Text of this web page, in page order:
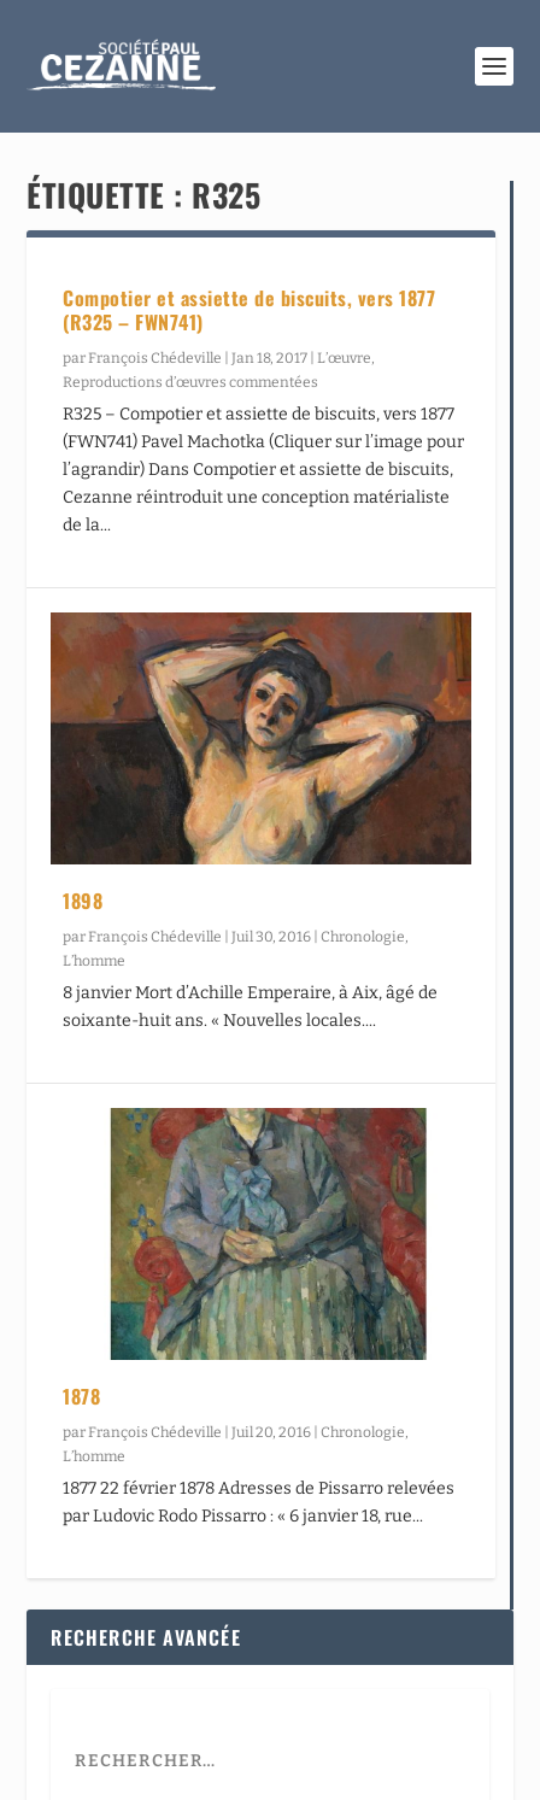
ÉTIQUETTE : R325
Compotier et assiette de biscuits, vers 1877
(R325 – FWN741)
parFrançois Chédeville |Jan 18, 2017 |L’œuvre,
Reproductions d’œuvres commentées
R325 – Compotier et assiette de biscuits, vers 1877
(FWN741) Pavel Machotka (Cliquer sur l’image pour
l’agrandir) Dans Compotier et assiette de biscuits,
Cezanne réintroduit une conception matérialiste
de la...
1898
par François Chédeville |Juil 30, 2016 |Chronologie
L’homme
8 janvier Mort d’Achille Emperaire, à Aix, âgé de
soixante-huit ans. « Nouvelles locales....
1878
par François Chédeville |Juil 20, 2016 |Chronologie
L’homme
1877 22 février 1878 Adresses de Pissarro relevées
par Ludovic Rodo Pissarro : « 6 janvier 18, rue...
RECHERCHE AVANCÉE